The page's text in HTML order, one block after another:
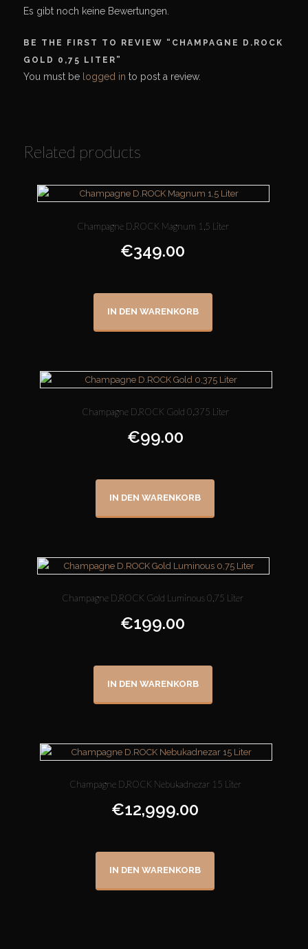
Es gibt noch keine Bewertungen.
BE THE FIRST TO REVIEW “CHAMPAGNE D.ROCK
GOLD 0,75 LITER”
You must be logged in to post a review.
Related products
Champagne D.ROCK Magnum 1,5 Liter
€349.00
IN DEN WARENKORB
Champagne D.ROCK Gold 0,375 Liter
€99.00
IN DEN WARENKORB
Champagne D.ROCK Gold Luminous 0,75 Liter
€199.00
IN DEN WARENKORB
Champagne D.ROCK Nebukadnezar 15 Liter
€12,999.00
IN DEN WARENKORB